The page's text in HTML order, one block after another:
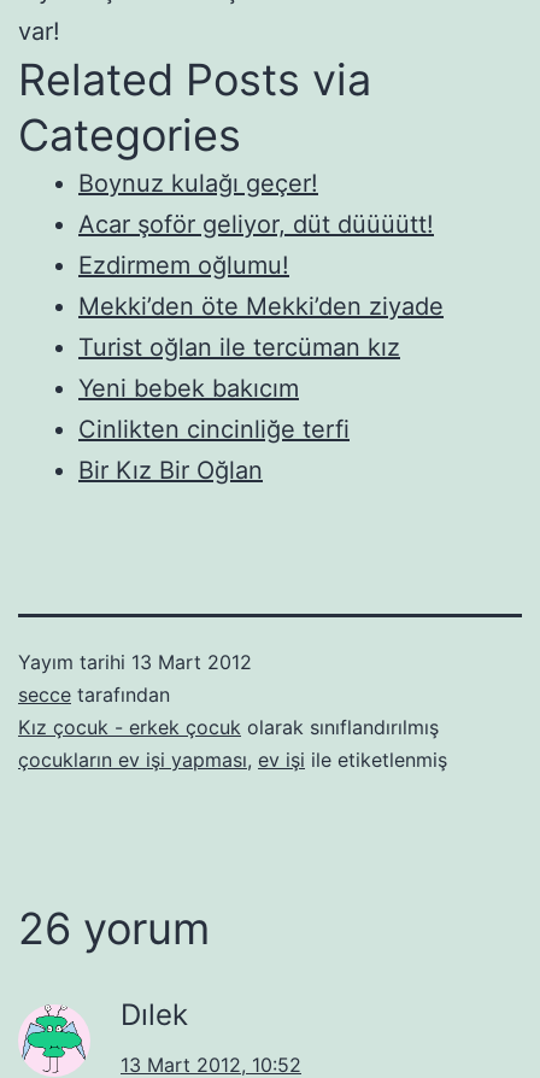
var!
Related Posts via
Categories
Boynuz kulağı geçer!
Acar şoför geliyor, düt düüüütt!
Ezdirmem oğlumu!
Mekki’den öte Mekki’den ziyade
Turist oğlan ile tercüman kız
Yeni bebek bakıcım
Cinlikten cincinliğe terfi
Bir Kız Bir Oğlan
Yayım tarihi 13 Mart 2012
secce tarafından
Kız çocuk - erkek çocuk olarak sınıflandırılmış
çocukların ev işi yapması, ev işi ile etiketlenmiş
26 yorum
Dılek
13 Mart 2012, 10:52